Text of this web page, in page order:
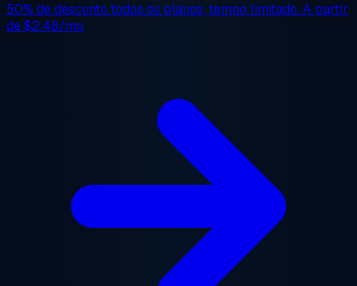
50% de desconto todos os planos, tempo limitado. A partir
de$2.48/mo